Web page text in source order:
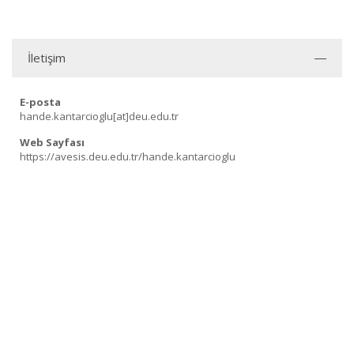
İletişim
E-posta
hande.kantarcioglu[at]deu.edu.tr
Web Sayfası
https://avesis.deu.edu.tr/hande.kantarcioglu